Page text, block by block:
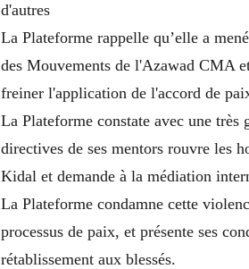
d'autres
La Plateforme rappelle qu’elle a
des Mouvements de l'Azawad CMA
freiner l'application de l'accord de
La Plateforme constate avec une
directives de ses mentors rouvre les
Kidal et demande à la médiation
La Plateforme condamne cette
processus de paix, et présente ses
rétablissement aux blessés.